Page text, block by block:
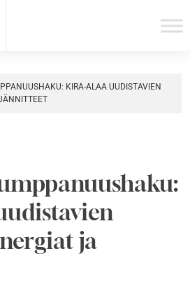
KIRA-ALAA UUDISTAVIEN
ja